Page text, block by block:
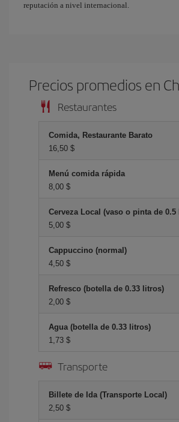
reputación a nivel internacional.
Precios promedios en
Restaurantes
Comida, Restaurante Barato
16,50 $
Menú comida rápida
8,00 $
Cerveza Local (vaso o pinta de
5,00 $
Cappuccino (normal)
4,50 $
Refresco (botella de 0.33 litros)
2,00 $
Agua (botella de 0.33 litros)
1,73 $
Transporte
Billete de Ida (Transporte Local)
2,50 $